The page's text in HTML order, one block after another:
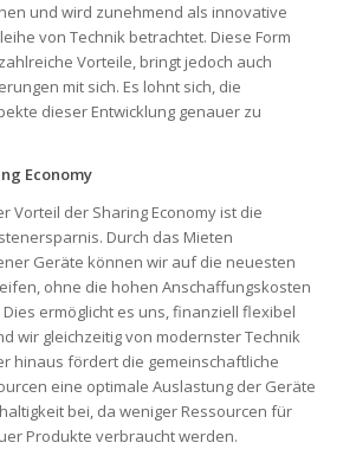
und wird zunehmend als innovative
von Technik betrachtet. Diese Form
Vorteile, bringt jedoch auch
mit sich. Es lohnt sich, die
dieser Entwicklung genauer zu
Economy
Vorteil der Sharing Economy ist die
Durch das Mieten
Geräte können wir auf die neuesten
ohne die hohen Anschaffungskosten
ermöglicht es uns, finanziell flexibel
wir gleichzeitig von modernster Technik
hinaus fördert die gemeinschaftliche
eine optimale Auslastung der Geräte
bei, da weniger Ressourcen für
Produkte verbraucht werden.